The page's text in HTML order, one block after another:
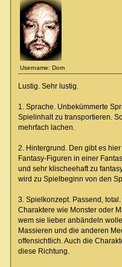
Username: Dom
Lustig. Sehr lustig.
1. Sprache. Unbekümmerte
Spielinhalt zu transportieren.
mehrfach lachen.
2. Hintergrund. Den gibt es
Fantasy-Figuren in einer
und sehr klischeehaft zu
wird zu Spielbeginn von den
3. Spielkonzept. Passend,
Charaktere wie Monster oder
wem sie lieber anbändeln
Massieren und die anderen
offensichtlich. Auch die
diese Richtung.